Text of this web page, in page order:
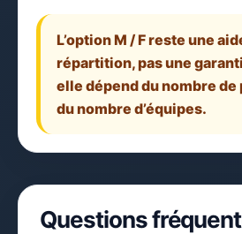
L’option M / F reste une
répartition, pas une
elle dépend du nombre
du nombre d’équipes.
Questions